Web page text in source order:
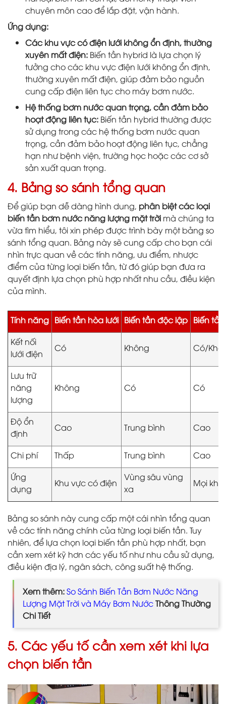
chuyên môn cao để lắp đặt, vận hành.
Ứng dụng:
Các khu vực có điện lưới không ổn định, thường
xuyên mất điện: Biến tần hybrid là lựa chọn lý
tưởng cho các khu vực điện lưới không ổn định,
thường xuyên mất điện, giúp đảm bảo nguồn
cung cấp điện liên tục cho máy bơm nước.
Hệ thống bơm nước quan trọng, cần đảm bảo
hoạt động liên tục: Biến tần hybrid thường được
sử dụng trong các hệ thống bơm nước quan
trọng, cần đảm bảo hoạt động liên tục, chẳng
hạn như bệnh viện, trường học hoặc các cơ sở
sản xuất quan trọng.
4. Bảng so sánh tổng quan
Để giúp bạn dễ dàng hình dung, phân biệt các loại
biến tần bơm nước năng lượng mặt trời mà chúng ta
vừa tìm hiểu, tôi xin phép được trình bày một bảng so
sánh tổng quan. Bảng này sẽ cung cấp cho bạn cái
nhìn trực quan về các tính năng, ưu điểm, nhược
điểm của từng loại biến tần, từ đó giúp bạn đưa ra
quyết định lựa chọn phù hợp nhất nhu cầu, điều kiện
của mình.
Tính năng Biến tần hòa lưới Biến tần độc lập Biến
Kết nối
lưới điện
Có Không Có/
Lưu trữ
năng
lượng
Không Có Có
Độ ổn
định
Cao Trung bình Cao
Chi phí Thấp Trung bình
Cao
Ứng
dụng
Khu vực có điện
Vùng sâu vùng
xa
Mọi
Bảng so sánh này cung cấp một cái nhìn tổng quan
về các tính năng chính của từng loại biến tần. Tuy
nhiên, để lựa chọn loại biến tần phù hợp nhất, bạn
cần xem xét kỹ hơn các yếu tố như nhu cầu sử dụng,
điều kiện địa lý, ngân sách, công suất hệ thống.
Xem thêm:So Sánh Biến Tần Bơm Nước Năng
Lượng Mặt Trời và Máy Bơm NướcThông Thường
Chi Tiết
5. Các yếu tố cần xem xét khi lựa
chọn biến tần